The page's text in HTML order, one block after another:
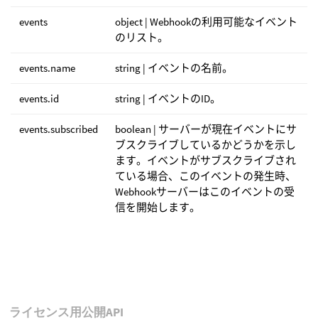
events
object | Webhookの利用可能なイベント
のリスト。
events.name string | イベントの名前。
events.id string | イベントのID。
events.subscribed
boolean | サーバーが現在イベントにサ
ブスクライブしているかどうかを示し
ます。イベントがサブスクライブされ
ている場合、このイベントの発生時、
Webhookサーバーはこのイベントの受
信を開始します。
ライセンス用公開API